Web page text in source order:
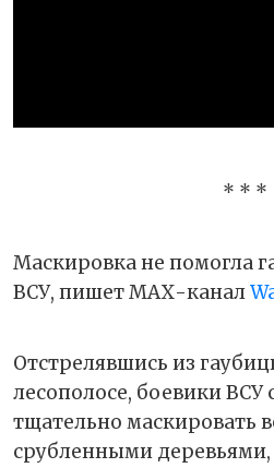
* * *
Маскировка не помогла
ВСУ, пишет МАХ-канал
Отстрелявшись из
лесополосе, боевики ВСУ
тщательно маскировать
срубленными